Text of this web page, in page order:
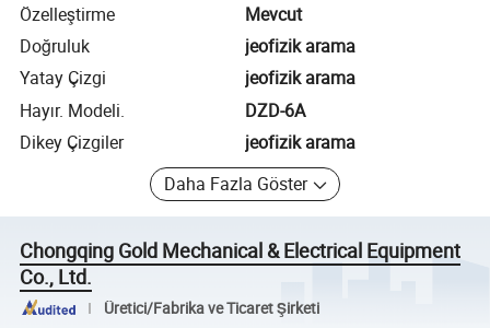
Özelleştirme
Mevcut
Doğruluk
jeofizik arama
Yatay Çizgi
jeofizik arama
Hayır. Modeli.
DZD-6A
Dikey Çizgiler
jeofizik arama
Daha Fazla Göster
Chongqing Gold Mechanical & Electrical Equipment
Co., Ltd.
Üretici/Fabrika ve Ticaret Şirketi